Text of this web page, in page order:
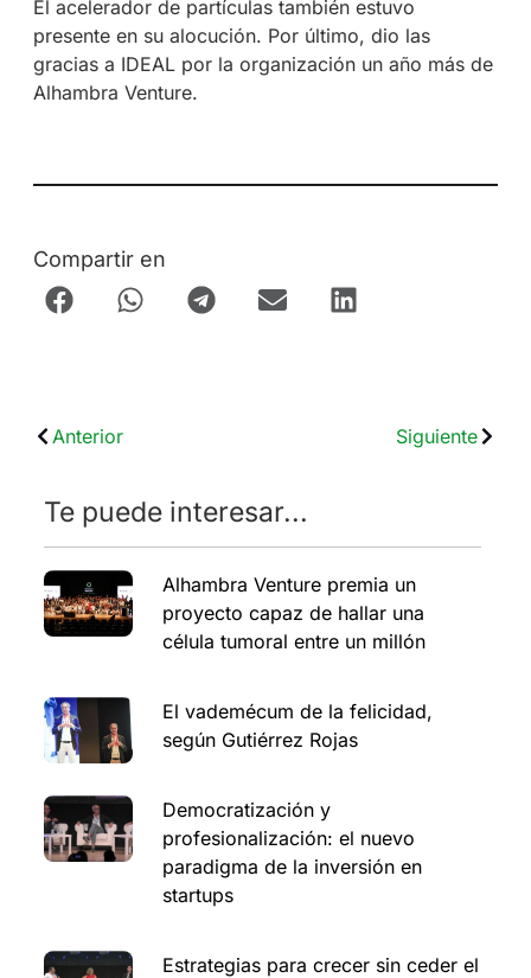
El acelerador de partículas también estuvo
presente en su alocución. Por último, dio las
gracias a IDEAL por la organización un año más de
Alhambra Venture.
Compartir en
Anterior Siguiente
Te puede interesar...
Alhambra Venture premia un
proyecto capaz de hallar una
célula tumoral entre un millón
El vademécum de la felicidad,
según Gutiérrez Rojas
Democratización y
profesionalización: el nuevo
paradigma de la inversión en
startups
Estrategias para crecer sin ceder el